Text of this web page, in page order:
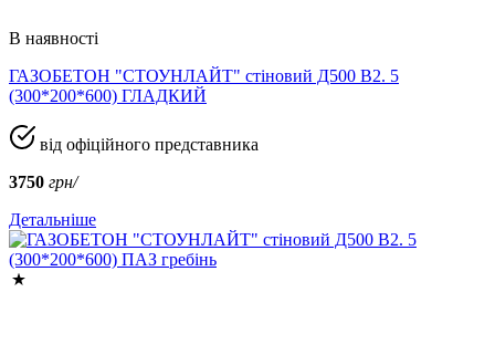
В наявності
ГАЗОБЕТОН "СТОУНЛАЙТ" стіновий Д500 В2. 5
(300*200*600) ГЛАДКИЙ
від офіційного представника
3750 грн/
Детальніше